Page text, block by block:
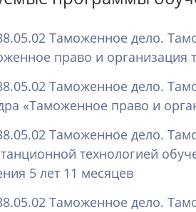
Таможенное дело.
право и организация
Таможенное дело.
«Таможенное право и
Таможенное дело.
технологией
5 лет 11 месяцев
Таможенное дело.